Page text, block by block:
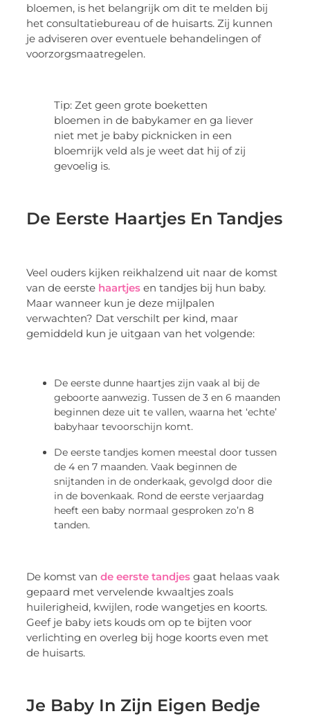
bloemen, is het belangrijk om dit te melden bij
het consultatiebureau of de huisarts. Zij kunnen
je adviseren over eventuele behandelingen of
voorzorgsmaatregelen.
Tip: Zet geen grote boeketten
bloemen in de babykamer en ga liever
niet met je baby picknicken in een
bloemrijk veld als je weet dat hij of zij
gevoelig is.
De Eerste Haartjes En Tandjes
Veel ouders kijken reikhalzend uit naar de komst
van de eerste haartjes en tandjes bij hun baby.
Maar wanneer kun je deze mijlpalen
verwachten? Dat verschilt per kind, maar
gemiddeld kun je uitgaan van het volgende:
De eerste dunne haartjes zijn vaak al bij de
geboorte aanwezig. Tussen de 3 en 6 maanden
beginnen deze uit te vallen, waarna het ‘echte’
babyhaar tevoorschijn komt.
De eerste tandjes komen meestal door tussen
de 4 en 7 maanden. Vaak beginnen de
snijtanden in de onderkaak, gevolgd door die
in de bovenkaak. Rond de eerste verjaardag
heeft een baby normaal gesproken zo’n 8
tanden.
De komst vande eerste tandjes gaat helaas vaak
gepaard met vervelende kwaaltjes zoals
huilerigheid, kwijlen, rode wangetjes en koorts.
Geef je baby iets kouds om op te bijten voor
verlichting en overleg bij hoge koorts even met
de huisarts.
Je Baby In Zijn Eigen Bedje